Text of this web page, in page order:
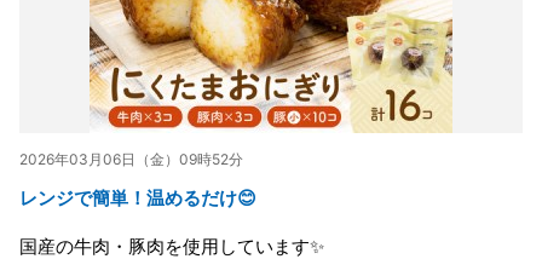
2026年03月06日（金）09時52分
レンジで簡単！温めるだけ😊
国産の牛肉・豚肉を使用しています✨